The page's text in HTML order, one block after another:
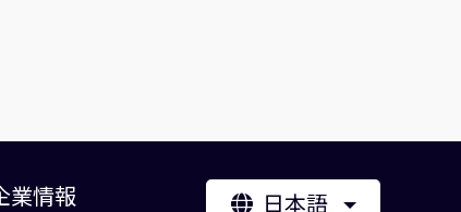
業情報 日本語